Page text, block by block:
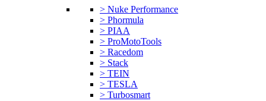
> Nuke Performance
> Phormula
> PIAA
> ProMotoTools
> Racedom
> Stack
> TEIN
> TESLA
> Turbosmart